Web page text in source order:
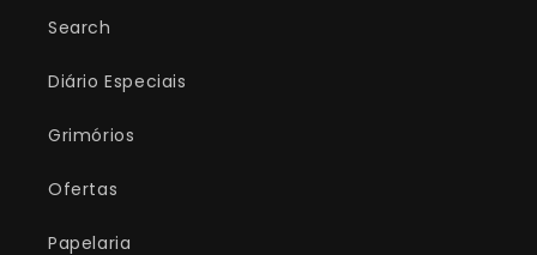
Search
Diário Especiais
Grimórios
Ofertas
Papelaria